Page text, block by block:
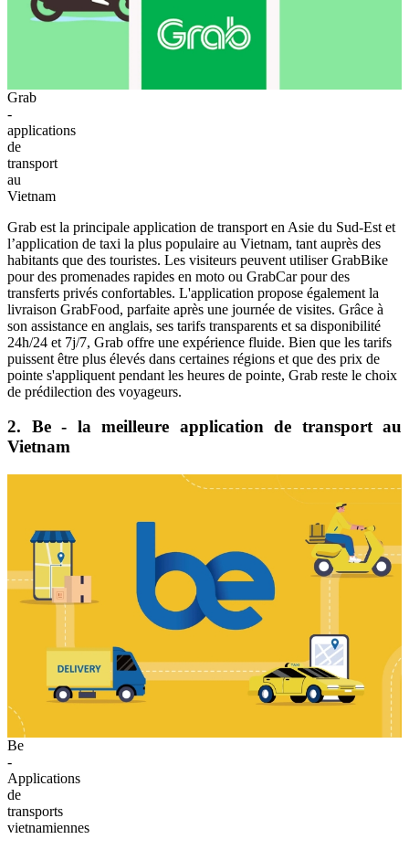
Grab
-
applications
de
transport
au
Vietnam
Grab est la principale application de transport en Asie du Sud-Est et
l’application de taxi la plus populaire au Vietnam, tant auprès des
habitants que des touristes. Les visiteurs peuvent utiliser GrabBike
pour des promenades rapides en moto ou GrabCar pour des
transferts privés confortables. L'application propose également la
livraison GrabFood, parfaite après une journée de visites. Grâce à
son assistance en anglais, ses tarifs transparents et sa disponibilité
24h/24 et 7j/7, Grab offre une expérience fluide. Bien que les tarifs
puissent être plus élevés dans certaines régions et que des prix de
pointe s'appliquent pendant les heures de pointe, Grab reste le choix
de prédilection des voyageurs.
2. Be - la meilleure application de transport au
Vietnam
Be
-
Applications
de
transports
vietnamiennes